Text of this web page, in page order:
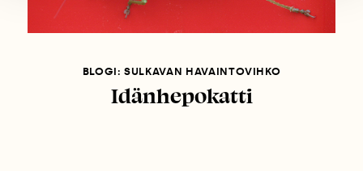
BLOGI: SULKAVAN HAVAINTOVIHKO
Idänhepokatti